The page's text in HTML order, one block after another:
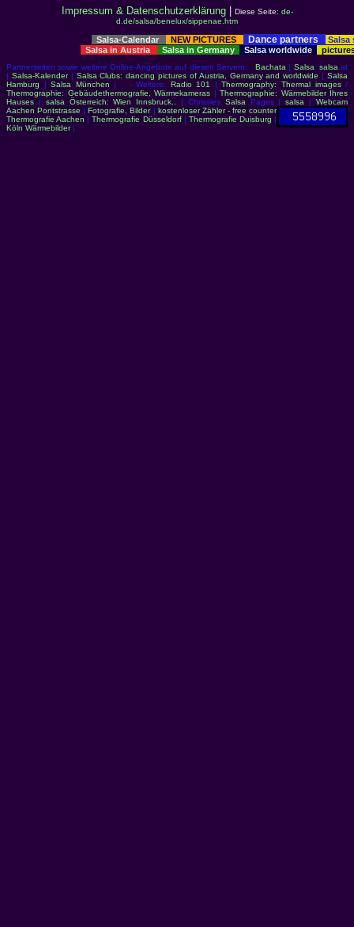
Impressum & Datenschutzerklärung| Diese Seite: de-
d.de/salsa/benelux/sippenae.htm
Salsa-Calendar NEW PICTURES Dance partners
Salsa
Salsa in Austria
Salsa in Germany Salsa worldwide
Partnerseiten sowie weitere Online-Angebote auf diesen Servern: Bachata | Salsa:salsa .at
| Salsa-Kalender| Salsa Clubs: dancing pictures of Austria, Germany and worldwide |Salsa
Hamburg |Salsa München | - Weitere: Radio 101 |Thermography: Thermal images/
Thermographie: Gebäudethermografie, Wärmekameras | Thermographie: Wärmebilder Ihres
Hauses | salsa Österreich: Wien Innsbruck.. | Chrissies Salsa Pages |salsa |Webcam
Aachen Pontstrasse |Fotografie, Bilder| kostenloser Zähler - free counter
Thermografie Aachen |Thermografie Düsseldorf| Thermografie Duisburg |
Köln Wärmebilder|